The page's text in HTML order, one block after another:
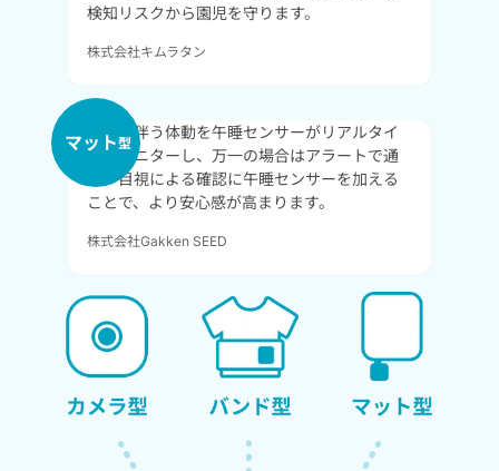
検知リスクから園児を守ります。
株式会社キムラタン
マット型
呼吸に伴う体動を午睡センサーがリアルタイ
ムにモニターし、万一の場合はアラートで通
知。目視による確認に午睡センサーを加える
ことで、より安心感が高まります。
株式会社Gakken SEED​